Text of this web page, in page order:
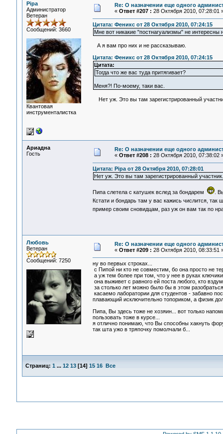
Pipa
Администратор
Ветеран
Сообщений: 3660
Квантовая
инструменталистка
Re: О назначении еще одного
« Ответ #207 : 28 Октября 2010, 07:28:01
Цитата: Феникс от 28 Октября 2010, 07:24:15
Мне вот никакие "постнагуализмы" не интересны
А я вам про них и не рассказываю.
Цитата: Феникс от 28 Октября 2010, 07:24:15
Цитата:
Тогда что же вас туда притягивает?
Меня?! По-моему, таки вас.
Нет уж. Это вы там зарегистрированный
Ариадна
Гость
Re: О назначении еще одного
« Ответ #208 : 28 Октября 2010, 07:38:02
Цитата: Pipa от 28 Октября 2010, 07:28:01
Нет уж. Это вы там зарегистрированный
Пипа слетела с катушек вслед за бондарем
.
Кстати и бондарь там у вас кажись числится, так
пример своим сновидцам, раз уж он вам так по
Любовь
Ветеран
Сообщений: 7250
Re: О назначении еще одного
« Ответ #209 : 28 Октября 2010, 08:33:51
ну во первых строках...
с Пипой ни кто не совместим, бо она просто не
а уж тем более при том, что у нее в руках
она выживет с равного ей поста любого, кто
за столько лет можно было бы в этом
касаемо лаборатории для студентов - забавно
плавающий исключительно топориком, а физик
Пипа, Вы здесь тоже не хозяин... вот только
пользовать тоже в курсе...
я отлично понимаю, что Вы способны хакнуть
так шта ужо в тряпочку помолчали б...
Страниц: 1 ... 12 13[14] 15 16 Все